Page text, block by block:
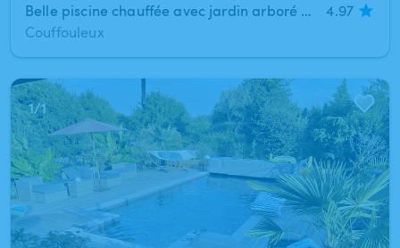
Belle piscine chauffée avec jardin arboré et cabane
4.97
Couffouleux
1/1